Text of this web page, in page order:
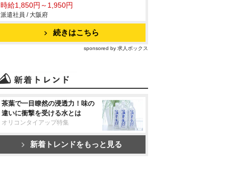
時給1,850円～1,950円
派遣社員 / 大阪府
続きはこちら
sponsored by 求人ボックス
茶葉で一目瞭然の浸透力！味の
違いに衝撃を受ける水とは
オリコンタイアップ特集
新着トレンドをもっと見る